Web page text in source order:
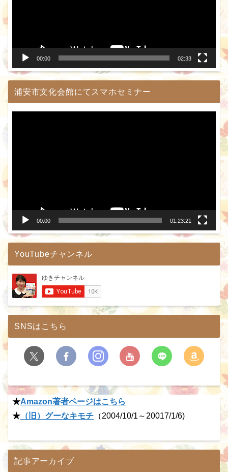
00:00 02:33
浦安市文化会館にてスマホセミナー
00:00 01:23:21
YouTubeチャンネル
SNSはこちら
★Amazon著者ページはこちら
★ （旧）グーなキモチ （2004/10/1～20017/1/6)
記事アーカイブ